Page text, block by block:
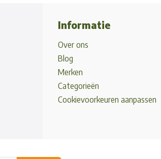
Informatie
Over ons
Blog
Merken
Categorieën
Cookievoorkeuren aanpassen